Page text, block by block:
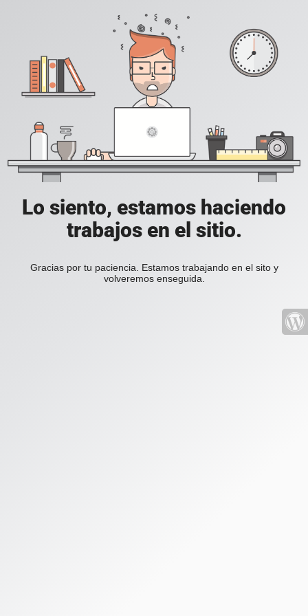
Lo siento, estamos haciendo
trabajos en el sitio.
Gracias por tu paciencia. Estamos trabajando en el sito y
volveremos enseguida.